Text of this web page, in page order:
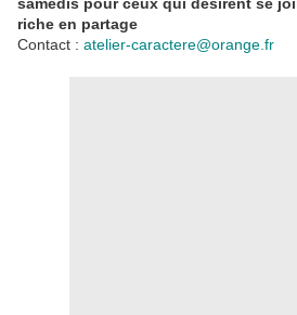
riche en partage
Contact : atelier-caractere@orange.fr